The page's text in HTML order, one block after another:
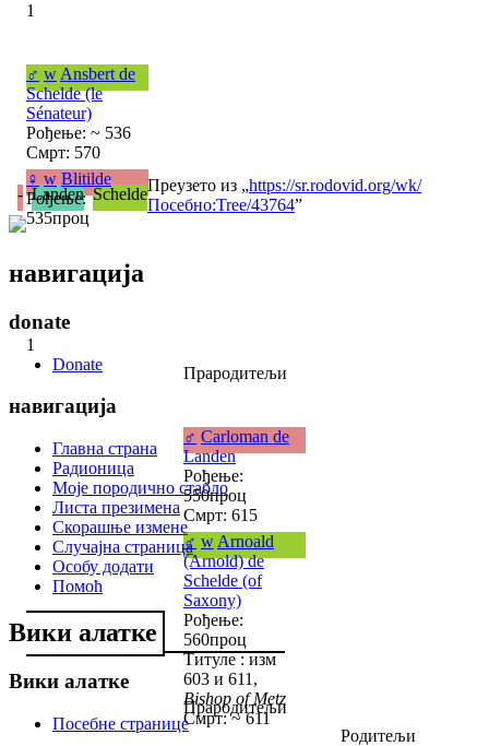
1
♂ w Ansbert de
Schelde (le
Sénateur)
Рођење: ~ 536
Смрт: 570
♀ w Blitilde
Рођење:
535проц
1
Прародитељи
♂ Carloman de
Landen
Рођење:
550проц
Смрт: 615
♂ w Arnoald
(Arnold) de
Schelde (of
Saxony)
Рођење:
560проц
Титуле : изм
603 и 611,
Bishop of Metz
Смрт: ~ 611
Прародитељи
Родитељи
- Landen ScheldeПреузето из „https://sr.rodovid.org/wk/
Посебно:Tree/43764”
навигација
donate
Donate
навигација
Главна страна
Радионица
Моје породично стабло
Листа презимена
Скорашње измене
Случајна страница
Особу додати
Помоћ
Вики алатке
Вики алатке
Посебне странице